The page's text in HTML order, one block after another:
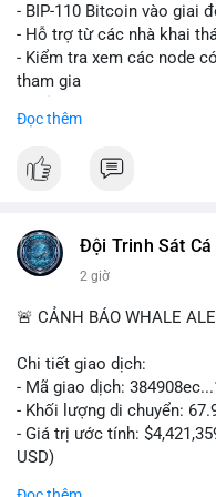
Lời khuyên: Nhà đầu tư
động thanh khoản trong
cảm xúc, hãy chờ xác
điều chỉnh vị thế.
#556btc #36trusd
- BIP-110 Bitcoin vào giai
- Hỗ trợ từ các nhà khai
- Kiểm tra xem các node
tham gia
📰 Nguồn: Cointelegraph
Đọc thêm
Đội Trinh Sát Cá
2 giờ
🚨 CẢNH BÁO WHALE
Chi tiết giao dịch:
- Mã giao dịch:
- Khối lượng di chuyển:
- Giá trị ước tính:
USD)